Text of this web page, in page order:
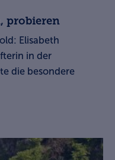
probieren
Elisabeth
in der
die besondere